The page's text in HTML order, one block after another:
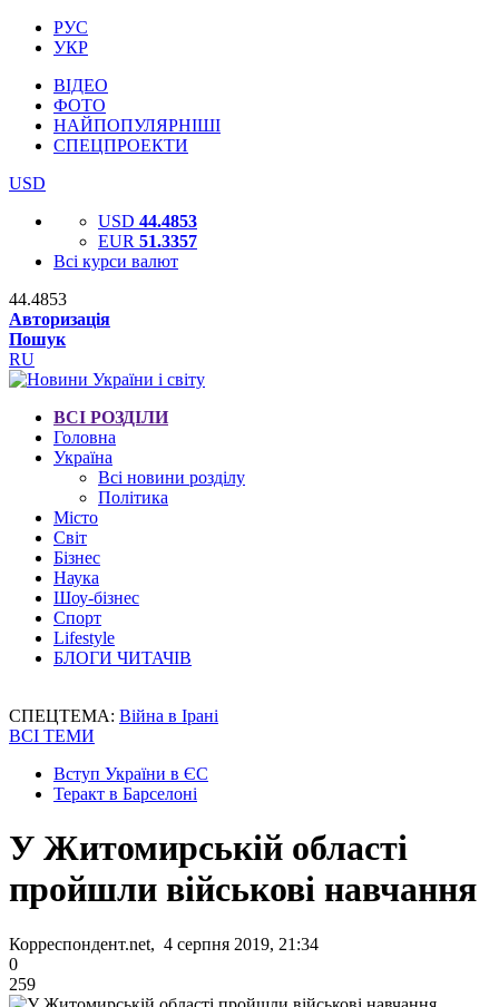
РУС
УКР
ВІДЕО
ФОТО
НАЙПОПУЛЯРНІШІ
СПЕЦПРОЕКТИ
USD
USD 44.4853
EUR 51.3357
Всі курси валют
44.4853
Авторизація
Пошук
RU
ВСІ РОЗДІЛИ
Головна
Україна
Всі новини розділу
Політика
Місто
Світ
Бізнес
Наука
Шоу-бізнес
Спорт
Lifestyle
БЛОГИ ЧИТАЧІВ
СПЕЦТЕМА: Війна в Ірані
ВСІ ТЕМИ
Вступ України в ЄС
Теракт в Барселоні
У Житомирській області
пройшли військові навчання
Корреспондент.net, 4 серпня 2019, 21:34
0
259